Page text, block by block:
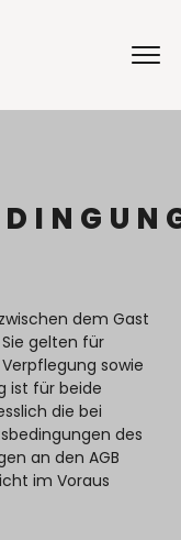
dem Gast
gelten für
sowie
ist für beide
die bei
des
an den AGB
im Voraus